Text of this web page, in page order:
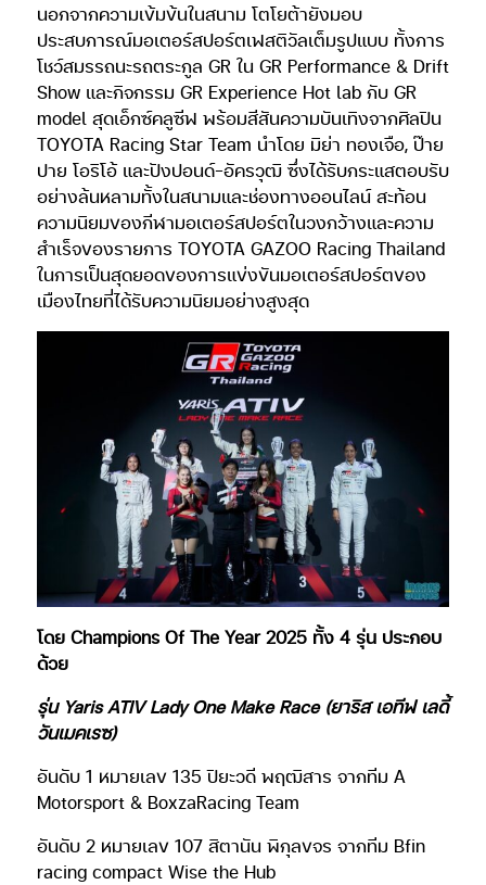
นอกจากความเข้มข้นในสนาม โตโยต้ายังมอบ
ประสบการณ์มอเตอร์สปอร์ตเฟสติวัลเต็มรูปแบบ ทั้งการ
โชว์สมรรถนะรถตระกูล GR ใน GR Performance & Drift
Show และกิจกรรม GR Experience Hot lab กับ GR
model สุดเอ็กซ์คลูซีฟ พร้อมสีสันความบันเทิงจากศิลปิน
TOYOTA Racing Star Team นำโดย มิย่า ทองเจือ, ป๊าย
ปาย โอริโอ้ และปังปอนด์-อัครวุฒิ ซึ่งได้รับกระแสตอบรับ
อย่างล้นหลามทั้งในสนามและช่องทางออนไลน์ สะท้อน
ความนิยมของกีฬามอเตอร์สปอร์ตในวงกว้างและความ
สำเร็จของรายการ TOYOTA GAZOO Racing Thailand
ในการเป็นสุดยอดของการแข่งขันมอเตอร์สปอร์ตของ
เมืองไทยที่ได้รับความนิยมอย่างสูงสุด
โดย Champions Of The Year 2025 ทั้ง 4 รุ่น ประกอบ
ด้วย
รุ่น Yaris ATIV Lady One Make Race (ยาริส เอทีฟ เลดี้
วันเมคเรซ)
อันดับ 1 หมายเลข 135 ปิยะวดี พฤฒิสาร จากทีม A
Motorsport & BoxzaRacing Team
อันดับ 2 หมายเลข 107 สิตานัน พิกุลขจร จากทีม Bfin
racing compact Wise the Hub